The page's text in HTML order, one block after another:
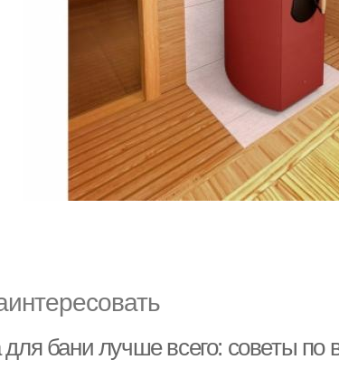
для бани лучше всего: советы по